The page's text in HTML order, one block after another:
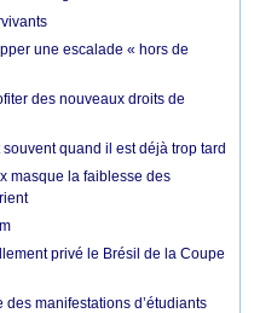
une escalade « hors de
des nouveaux droits de
quand il est déjà trop tard
masque la faiblesse des
privé le Brésil de la Coupe
manifestations d’étudiants